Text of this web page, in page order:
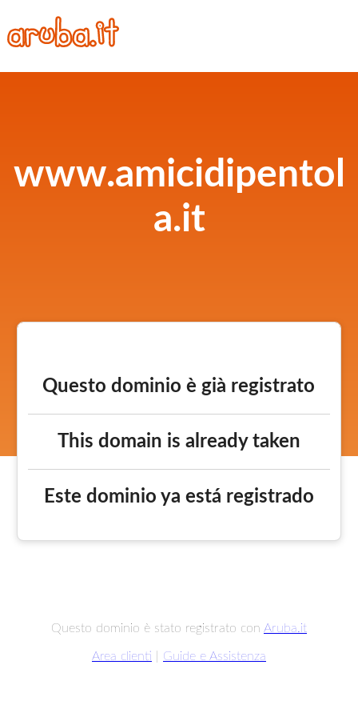
www.amicidipentol
a.it
Questo dominio è già registrato
This domain is already taken
Este dominio ya está registrado
Questo dominio è stato registrato con Aruba.it
Area clienti Guide e Assistenza